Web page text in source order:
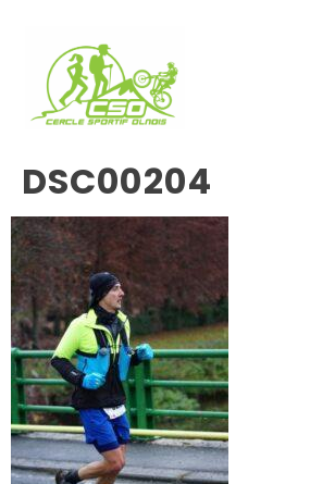
DSC00204